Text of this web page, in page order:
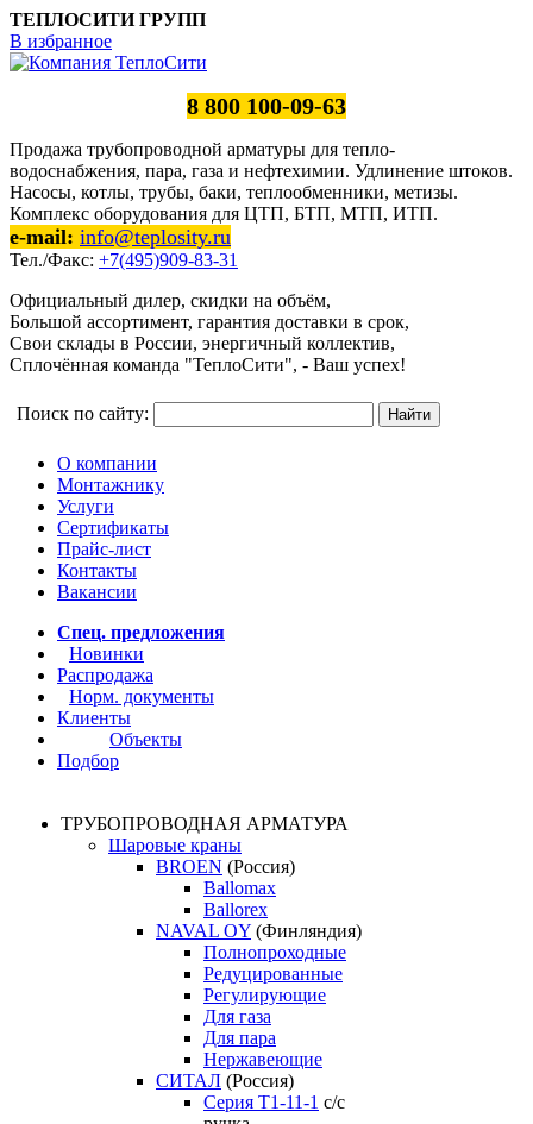
ТЕПЛОСИТИ ГРУПП
В избранное
8 800 100-09-63
Продажа трубопроводной арматуры для тепло-
водоснабжения, пара, газа и нефтехимии. Удлинение штоков.
Насосы, котлы, трубы, баки, теплообменники, метизы.
Комплекс оборудования для ЦТП, БТП, МТП, ИТП.
e-mail: info@teplosity.ru
Тел./Факс: +7(495)909-83-31
Официальный дилер, скидки на объём,
Большой ассортимент, гарантия доставки в срок,
Свои склады в России, энергичный коллектив,
Сплочённая команда "ТеплоСити", - Ваш успех!
Поиск по сайту:
О компании
Монтажнику
Услуги
Сертификаты
Прайс-лист
Контакты
Вакансии
Спец. предложения
Новинки
Распродажа
Норм. документы
Клиенты
Объекты
Подбор
ТРУБОПРОВОДНАЯ АРМАТУРА
Шаровые краны
BROEN (Россия)
Ballomax
Ballorex
NAVAL OY (Финляндия)
Полнопроходные
Редуцированные
Регулирующие
Для газа
Для пара
Нержавеющие
СИТАЛ (Россия)
Серия Т1-11-1 с/с